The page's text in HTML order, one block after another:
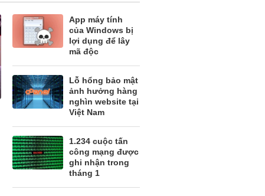
App máy tính
của Windows bị
lợi dụng để lây
mã độc
Lỗ hổng bảo mật
ảnh hưởng hàng
nghìn website tại
Việt Nam
1.234 cuộc tấn
công mạng được
ghi nhận trong
tháng 1